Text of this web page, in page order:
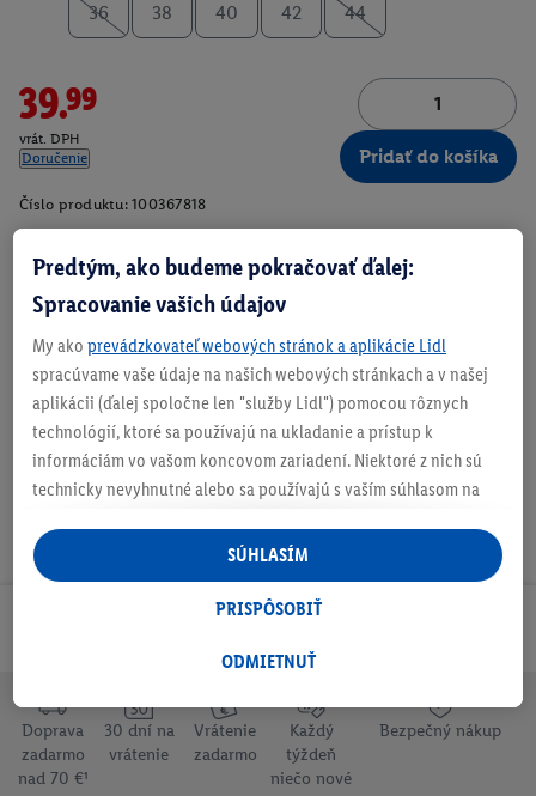
36 38 40 42 44
39.99
vrát. DPH
Doručenie
Pridať do košíka
Číslo produktu: 100367818
Zistite svoju veľkosť
O produkte
Doprava
zadarmo
nad 70 €¹
30 dní na
vrátenie
Vrátenie
zadarmo
Každý
týždeň
niečo nové
Bezpečný nákup
Predtým, ako budeme pokračovať ďalej:
Spracovanie vašich údajov
My ako prevádzkovateľ webových stránok a aplikácie Lidl
spracúvame vaše údaje na našich webových stránkach a v našej
aplikácii (ďalej spoločne len "služby Lidl") pomocou rôznych
technológií, ktoré sa používajú na ukladanie a prístup k
informáciám vo vašom koncovom zariadení. Niektoré z nich sú
technicky nevyhnutné alebo sa používajú s vaším súhlasom na
personalizovanú reklamu v rámci služieb Lidl aj mimo nich. Ak
ste účastníkom programu Lidl Plus, na tieto účely sa spracúvajú
aj údaje z vášho nákupného správania v obchode.
následne si vytvoríte účet Lidl Plus alebo sa prihlásite do svojho
tiež vytvoriť špeciálny online identifikátor z e-mailovej adresy,
ktorú tam uvediete, aby sme vás mohli rozpoznať v službách
prevádzkovaných tretími stranami a zobrazovať vám
ODMIETNUŤ
PRISPÔSOBIŤ
SÚHLASÍM